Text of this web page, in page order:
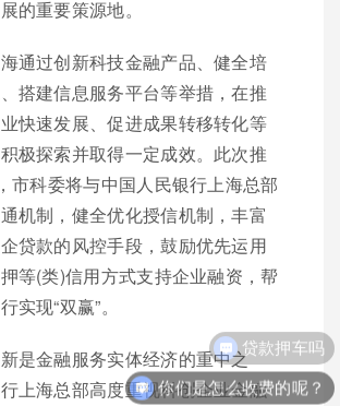
的重要策源地。
通过创新科技金融产品、健全培
搭建信息服务平台等举措，在推
快速发展、促进成果转移转化等
极探索并取得一定成效。此次推
市科委将与中国人民银行上海总部
机制，健全优化授信机制，丰富
贷款的风控手段，鼓励优先运用
等(类)信用方式支持企业融资，帮
实现“双赢”。
是金融服务实体经济的重中之
上海总部高度重视科创企业金融
贷款押车吗
你们是怎么收费的呢？